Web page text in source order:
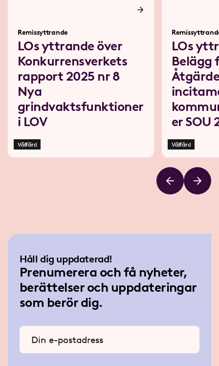
Remissyttrande
LOs yttrande över
Konkurrensverkets
rapport 2025 nr 8
Nya
grindvaktsfunktioner
i LOV
Välfärd
LOs
Belägg
er SOU
Välfärd
Håll dig uppdaterad!
Prenumerera och få nyheter,
berättelser och uppdateringar
som berör dig.
Ange din e-postadress